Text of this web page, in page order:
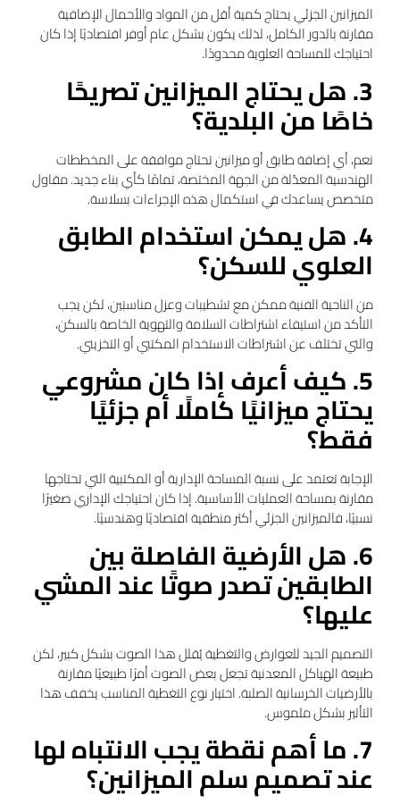
الميزانين الجزئي يحتاج كمية أقل من المواد والأحمال الإضافية
مقارنة بالدور الكامل، لذلك يكون بشكل عام أوفر اقتصاديًا إذا كان
احتياجك للمساحة العلوية محدودًا.
3. هل يحتاج الميزانين تصريحًا
خاصًا من البلدية؟
نعم، أي إضافة طابق أو ميزانين تحتاج موافقة على المخططات
الهندسية المعدّلة من الجهة المختصة، تمامًا كأي بناء جديد. مقاول
متخصص يساعدك في استكمال هذه الإجراءات بسلاسة.
4. هل يمكن استخدام الطابق
العلوي للسكن؟
من الناحية الفنية ممكن مع تشطيبات وعزل مناسبَين، لكن يجب
التأكد من استيفاء اشتراطات السلامة والتهوية الخاصة بالسكن،
والتي تختلف عن اشتراطات الاستخدام المكتبي أو التخزيني.
5. كيف أعرف إذا كان مشروعي
يحتاج ميزانيًا كاملًا أم جزئيًا
فقط؟
الإجابة تعتمد على نسبة المساحة الإدارية أو المكتبية التي تحتاجها
مقارنة بمساحة العمليات الأساسية. إذا كان احتياجك الإداري صغيرًا
نسبيًا، فالميزانين الجزئي أكثر منطقية اقتصاديًا وهندسيًا.
6. هل الأرضية الفاصلة بين
الطابقين تصدر صوتًا عند المشي
عليها؟
التصميم الجيد للعوارض والتغطية يُقلل هذا الصوت بشكل كبير، لكن
طبيعة الهياكل المعدنية تجعل بعض الصوت أمرًا طبيعيًا مقارنة
بالأرضيات الخرسانية الصلبة. اختيار نوع التغطية المناسب يخفف هذا
التأثير بشكل ملموس.
7. ما أهم نقطة يجب الانتباه لها
عند تصميم سلم الميزانين؟